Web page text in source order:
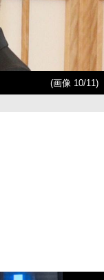
(画像 10/11)